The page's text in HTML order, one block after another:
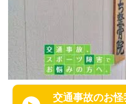
交通事故のお怪